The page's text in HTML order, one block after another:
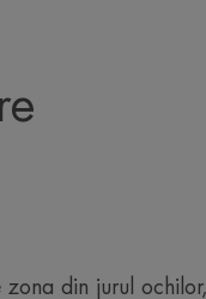
după doar 4
ridurile în doar 2
din jurul